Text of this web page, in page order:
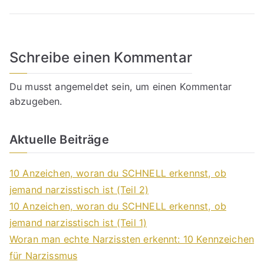
Schreibe einen Kommentar
Du musstangemeldet sein, um einen Kommentar
abzugeben.
Aktuelle Beiträge
10 Anzeichen, woran du SCHNELL erkennst, ob
jemand narzisstisch ist (Teil 2)
10 Anzeichen, woran du SCHNELL erkennst, ob
jemand narzisstisch ist (Teil 1)
Woran man echte Narzissten erkennt: 10 Kennzeichen
für Narzissmus